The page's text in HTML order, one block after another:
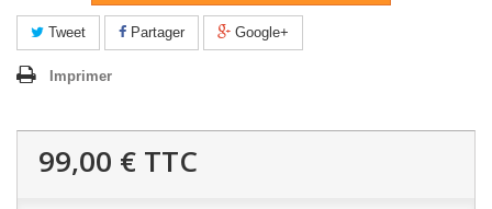
Tweet Partager Google+
Imprimer
99,00 € TTC